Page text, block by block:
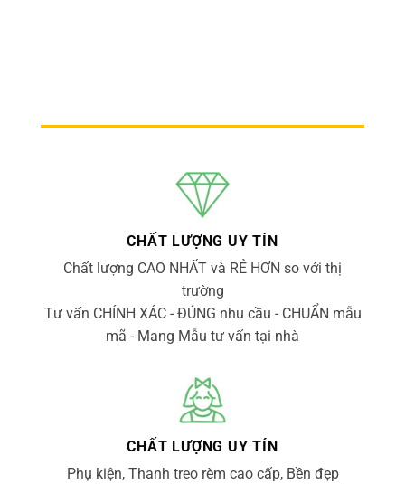
CHẤT LƯỢNG UY TÍN
Chất lượng CAO NHẤT và RẺ HƠN so với thị
trường
Tư vấn CHÍNH XÁC - ĐÚNG nhu cầu - CHUẨN mẫu
mã - Mang Mẫu tư vấn tại nhà
CHẤT LƯỢNG UY TÍN
Phụ kiện, Thanh treo rèm cao cấp, Bền đẹp